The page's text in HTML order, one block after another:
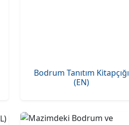
Bodrum Tanıtım Kitapçığı
(EN)